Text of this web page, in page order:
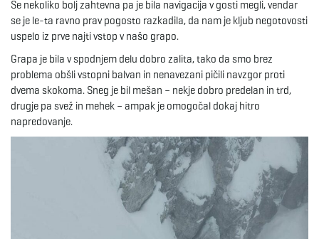
a
Še nekoliko bolj zahtevna pa je bila navigacija v gosti megli, vendar
se je le-ta ravno prav pogosto razkadila, da nam je kljub negotovosti
uspelo iz prve najti vstop v našo grapo.
Grapa je bila v spodnjem delu dobro zalita, tako da smo brez
problema obšli vstopni balvan in nenavezani pičili navzgor proti
dvema skokoma. Sneg je bil mešan – nekje dobro predelan in trd,
drugje pa svež in mehek – ampak je omogočal dokaj hitro
napredovanje.